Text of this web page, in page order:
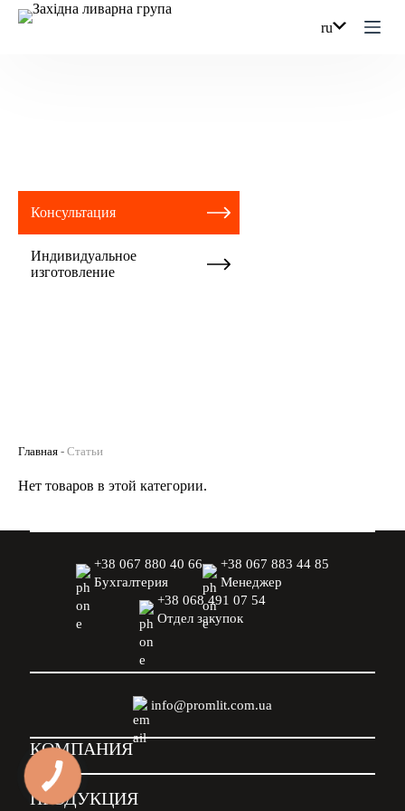
Перейти
ru
Консультация
Индивидуальное
изготовление
Главная - Статьи
Нет товаров в этой категории.
+38 067 880 40 66
Бухгалтерия
+38 067 883 44 85
Менеджер
+38 068 491 07 54
Отдел закупок
info@promlit.com.ua
КОМПАНИЯ
ПРОДУКЦИЯ